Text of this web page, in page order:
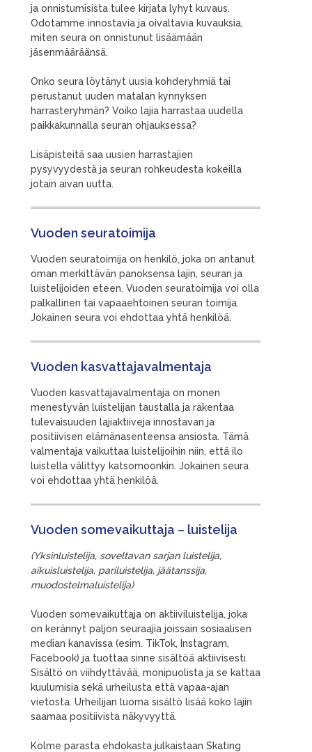
ja onnistumisista tulee kirjata lyhyt kuvaus.
Odotamme innostavia ja oivaltavia kuvauksia,
miten seura on onnistunut lisäämään
jäsenmääräänsä.
Onko seura löytänyt uusia kohderyhmiä tai
perustanut uuden matalan kynnyksen
harrasteryhmän? Voiko lajia harrastaa uudella
paikkakunnalla seuran ohjauksessa?
Lisäpisteitä saa uusien harrastajien
pysyvyydestä ja seuran rohkeudesta kokeilla
jotain aivan uutta.
Vuoden seuratoimija
Vuoden seuratoimija on henkilö, joka on antanut
oman merkittävän panoksensa lajin, seuran ja
luistelijoiden eteen. Vuoden seuratoimija voi olla
palkallinen tai vapaaehtoinen seuran toimija.
Jokainen seura voi ehdottaa yhtä henkilöä.
Vuoden kasvattajavalmentaja
Vuoden kasvattajavalmentaja on monen
menestyvän luistelijan taustalla ja rakentaa
tulevaisuuden lajiaktiiveja innostavan ja
positiivisen elämänasenteensa ansiosta. Tämä
valmentaja vaikuttaa luistelijoihin niin, että ilo
luistella välittyy katsomoonkin. Jokainen seura
voi ehdottaa yhtä henkilöä.
Vuoden somevaikuttaja – luistelija
(Yksinluistelija, soveltavan sarjan luistelija,
aikuisluistelija, pariluistelija, jäätanssija,
muodostelmaluistelija)
Vuoden somevaikuttaja on aktiiviluistelija, joka
on kerännyt paljon seuraajia joissain sosiaalisen
median kanavissa (esim. TikTok, Instagram,
Facebook) ja tuottaa sinne sisältöä aktiivisesti.
Sisältö on viihdyttävää, monipuolista ja se kattaa
kuulumisia sekä urheilusta että vapaa-ajan
vietosta. Urheilijan luoma sisältö lisää koko lajin
saamaa positiivista näkyvyyttä.
Kolme parasta ehdokasta julkaistaan Skating